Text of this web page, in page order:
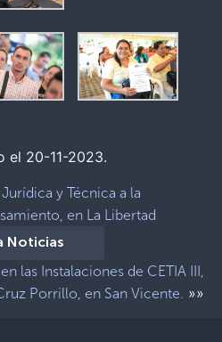
el 20-11-2023.
y Técnica a la
en La Libertad
Noticias
las Instalaciones de CETIA III,
Porrillo, en San Vicente. »»